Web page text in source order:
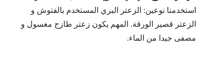
استخدمنا نوعين: الزعتر البري المستخدم بالفتوش و
الزعتر قصير الورقة. المهم يكون زعتر طازج مغسول و
مصفى جيدا من الماء.